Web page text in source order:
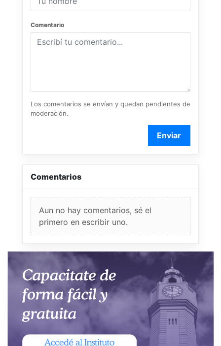
Comentario
Los comentarios se envían y quedan pendientes de
moderación.
Enviar
Comentarios
Aun no hay comentarios, sé el
primero en escribir uno.